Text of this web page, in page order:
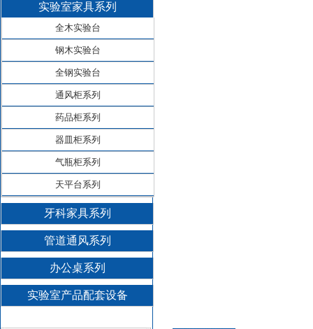
实验室家具系列
全木实验台
钢木实验台
全钢实验台
通风柜系列
药品柜系列
器皿柜系列
气瓶柜系列
天平台系列
牙科家具系列
管道通风系列
办公桌系列
实验室产品配套设备